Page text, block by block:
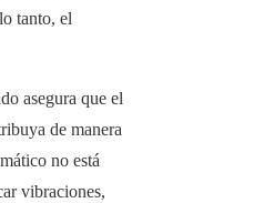
tanto, el
asegura que el
de manera
no está
vibraciones,